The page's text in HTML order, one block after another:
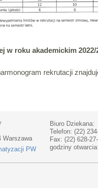
w roku akademickim 2022/
rekrutacji
Warszawa
PW
Biuro Dziekana:
Telefon: (22)
Fax: (22) 628-
godziny